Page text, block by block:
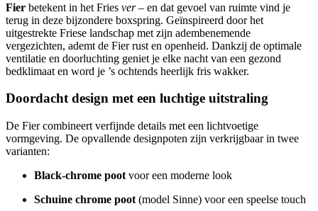
Fier betekent in het Fries ver– en dat gevoel van ruimte vind je
terug in deze bijzondere boxspring. Geïnspireerd door het
uitgestrekte Friese landschap met zijn adembenemende
vergezichten, ademt de Fier rust en openheid. Dankzij de optimale
ventilatie en doorluchting geniet je elke nacht van een gezond
bedklimaat en word je ’s ochtends heerlijk fris wakker.
Doordacht design met een luchtige uitstraling
De Fier combineert verfijnde details met een lichtvoetige
vormgeving. De opvallende designpoten zijn verkrijgbaar in twee
varianten:
Black-chrome poot voor een moderne look
Schuine chrome poot (model Sinne) voor een speelse touch